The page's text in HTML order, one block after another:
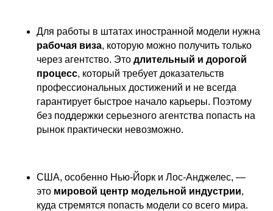
Для работы в штатах иностранной модели нужна
рабочая виза, которую можно получить только
через агентство. Это длительный и дорогой
процесс, который требует доказательств
профессиональных достижений и не всегда
гарантирует быстрое начало карьеры. Поэтому
без поддержки серьезного агентства попасть на
рынок практически невозможно.
США, особенно Нью-Йорк и Лос-Анджелес, —
это мировой центр модельной индустрии,
куда стремятся попасть модели со всего мира.